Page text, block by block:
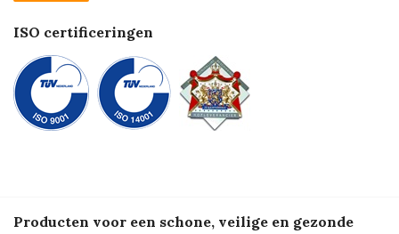
ISO certificeringen
Producten voor een schone, veilige en gezonde